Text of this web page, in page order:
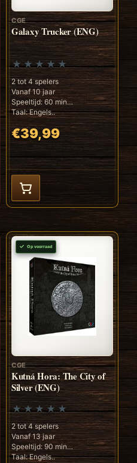
CGE
Galaxy Trucker (ENG)
2 tot 4 spelers
Vanaf 10 jaar
Speeltijd: 60 min
Taal: Engels..
€39,99
Op voorraad
CGE
Kutná Hora: The City of
Silver (ENG)
2 tot 4 spelers
Vanaf 13 jaar
Speeltijd: 90 min
Taal: Engels..